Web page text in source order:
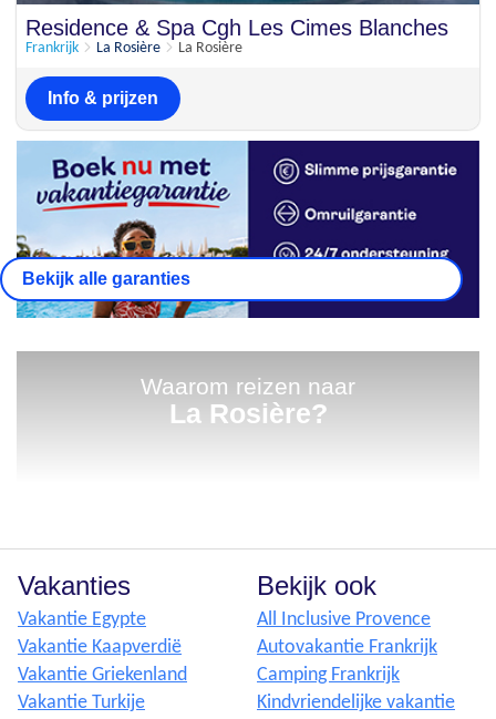
Uitstekend 8.3
Residence & Spa Cgh Les Cimes Blanches
Frankrijk La Rosière La Rosière
Info & prijzen
Bekijk alle garanties
Waarom reizen naar
La Rosière?
Vakanties
Vakantie Egypte
Vakantie Kaapverdië
Vakantie Griekenland
Vakantie Turkije
Bekijk ook
All Inclusive Provence
Autovakantie Frankrijk
Camping Frankrijk
Kindvriendelijke vakantie